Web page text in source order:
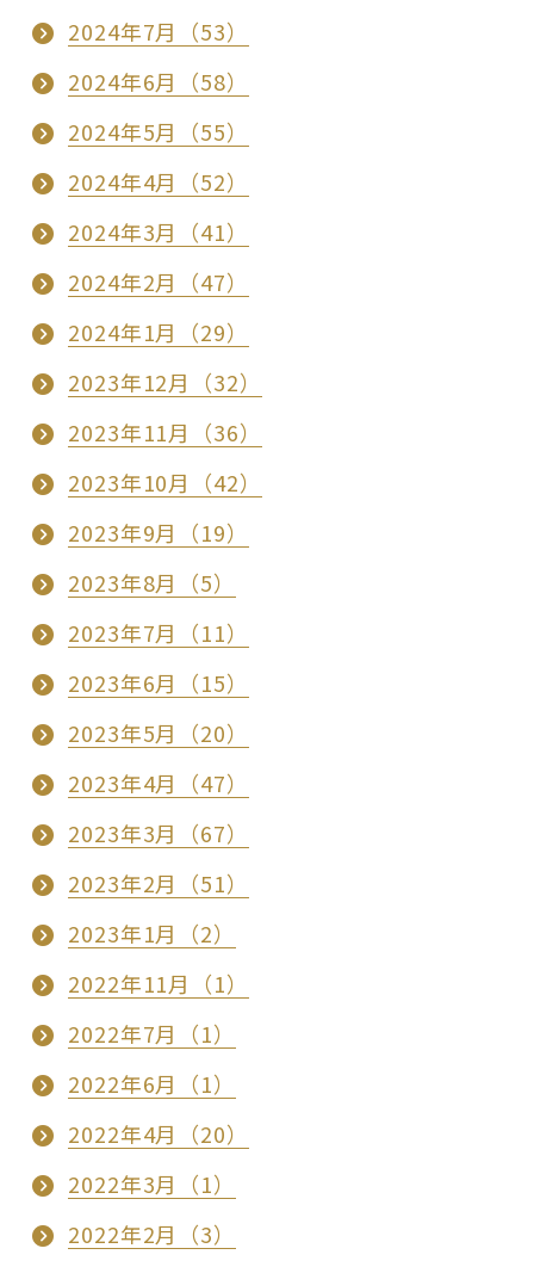
2024年7月（53）
2024年6月（58）
2024年5月（55）
2024年4月（52）
2024年3月（41）
2024年2月（47）
2024年1月（29）
2023年12月（32）
2023年11月（36）
2023年10月（42）
2023年9月（19）
2023年8月（5）
2023年7月（11）
2023年6月（15）
2023年5月（20）
2023年4月（47）
2023年3月（67）
2023年2月（51）
2023年1月（2）
2022年11月（1）
2022年7月（1）
2022年6月（1）
2022年4月（20）
2022年3月（1）
2022年2月（3）